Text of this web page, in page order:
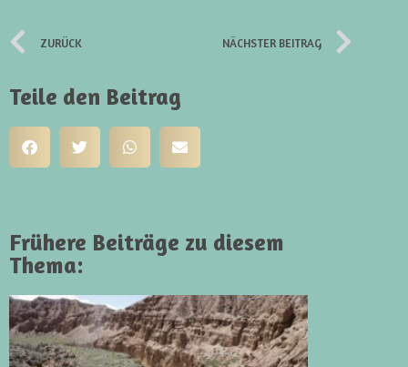
ZURÜCK NÄCHSTER BEITRAG
Teile den Beitrag
Frühere Beiträge zu diesem
Thema: